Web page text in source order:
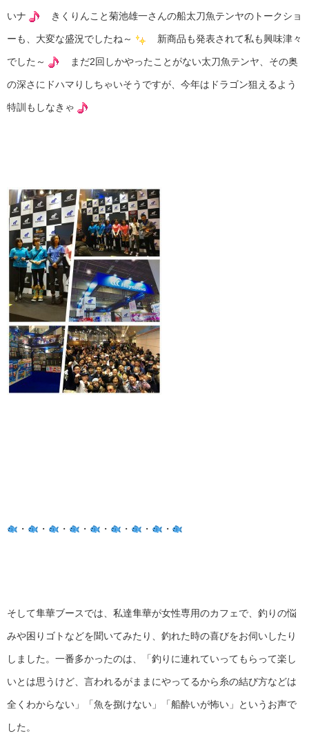
いナ きくりんこと菊池雄一さんの船太刀魚テンヤのトークショ
ーも、大変な盛況でしたね～ 新商品も発表されて私も興味津々
でした～ まだ2回しかやったことがない太刀魚テンヤ、その奥
の深さにドハマりしちゃいそうですが、今年はドラゴン狙えるよう
特訓もしなきゃ
・ ・ ・ ・ ・ ・ ・ ・
そして隼華ブースでは、私達隼華が女性専用のカフェで、釣りの悩
みや困りゴトなどを聞いてみたり、釣れた時の喜びをお伺いしたり
しました。一番多かったのは、「釣りに連れていってもらって楽し
いとは思うけど、言われるがままにやってるから糸の結び方などは
全くわからない」「魚を捌けない」「船酔いが怖い」というお声で
した。